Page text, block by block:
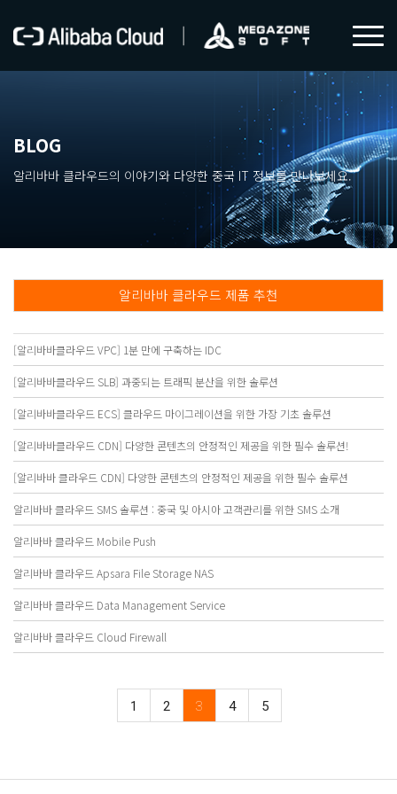
BLOG
알리바바 클라우드의 이야기와 다양한 중국 IT 정보를 만나보세요.
전체
알리바바 클라우드 이야기
알리바바 클라우드 제품 추천
중국 IT 시장 동향
메가존 이야기
[알리바바클라우드 VPC] 1분 만에 구축하는 IDC
[알리바바클라우드 SLB] 과중되는 트래픽 분산을 위한 솔루션
[알리바바클라우드 ECS] 클라우드 마이그레이션을 위한 가장 기초 솔루션
[알리바바클라우드 CDN] 다양한 콘텐츠의 안정적인 제공을 위한 필수 솔루션!
[알리바바 클라우드 CDN] 다양한 콘텐츠의 안정적인 제공을 위한 필수 솔루션
알리바바 클라우드 SMS 솔루션 : 중국 및 아시아 고객관리를 위한 SMS 소개
알리바바 클라우드 Mobile Push
알리바바 클라우드 Apsara File Storage NAS
알리바바 클라우드 Data Management Service
알리바바 클라우드 Cloud Firewall
1 2 3 4 5